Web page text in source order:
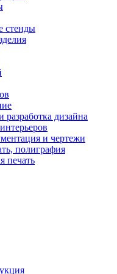
стенды
дизайна
и чертежи
полиграфия
печать